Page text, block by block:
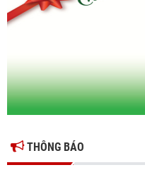
Hiệp hội doanh nghiệp tỉnh
THÔNG BÁO